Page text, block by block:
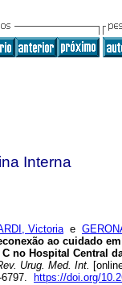
Interna
Victoriae
ao cuidado
no Hospital Central
Urug. Med. Int.
https://doi.org/